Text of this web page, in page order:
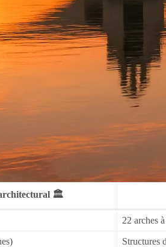
🏛️
22 arches
Structures